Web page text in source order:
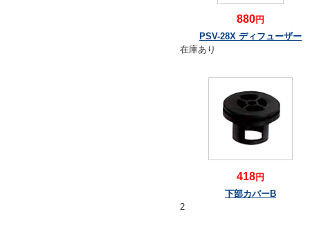
880円
PSV-28X ディフューザー
在庫あり
418円
下部カバーB
2